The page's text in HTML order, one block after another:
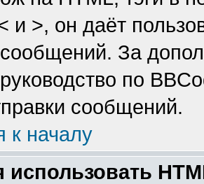
и >, он даёт
За
по
сообщений.
к началу
использовать